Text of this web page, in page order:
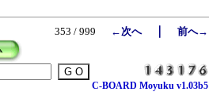
353 / 999 ←次へ｜ 前へ→
C-BOARD Moyuku v1.03b5